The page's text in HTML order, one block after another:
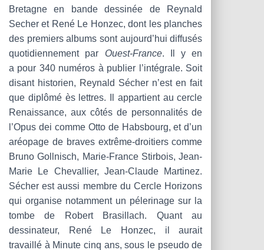
Bretagne en bande dessinée de Reynald
Secher et René Le Honzec, dont les planches
des premiers albums sont aujourd’hui diffusés
quotidiennement par Ouest-France. Il y en
a pour 340 numéros à publier l’intégrale. Soit
disant historien, Reynald Sécher n’est en fait
que diplômé ès lettres. Il appartient au cercle
Renaissance, aux côtés de personnalités de
l’Opus dei comme Otto de Habsbourg, et d’un
aréopage de braves extrême-droitiers comme
Bruno Gollnisch, Marie-France Stirbois, Jean-
Marie Le Chevallier, Jean-Claude Martinez.
Sécher est aussi membre du Cercle Horizons
qui organise notamment un pélerinage sur la
tombe de Robert Brasillach. Quant au
dessinateur, René Le Honzec, il aurait
travaillé à Minute cinq ans, sous le pseudo de